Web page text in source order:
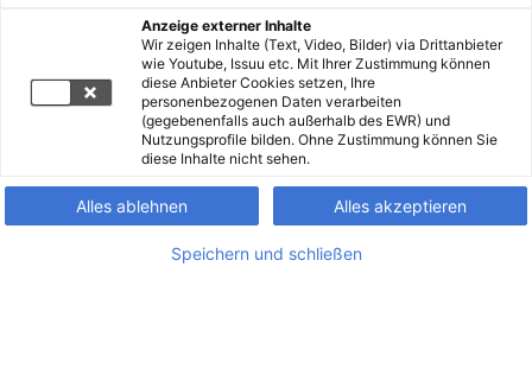
Anzeige externer Inhalte
Wir zeigen Inhalte (Text, Video, Bilder) via Drittanbieter
wie Youtube, Issuu etc. Mit Ihrer Zustimmung können
diese Anbieter Cookies setzen, Ihre
personenbezogenen Daten verarbeiten
(gegebenenfalls auch außerhalb des EWR) und
Nutzungsprofile bilden. Ohne Zustimmung können Sie
diese Inhalte nicht sehen.
Alles ablehnen Alles akzeptieren
Speichern und schließen